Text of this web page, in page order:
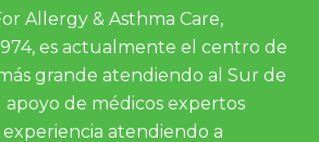
Allergy & Asthma Care,
es actualmente el centro de
grande atendiendo al Sur de
apoyo de médicos expertos
atendiendo a